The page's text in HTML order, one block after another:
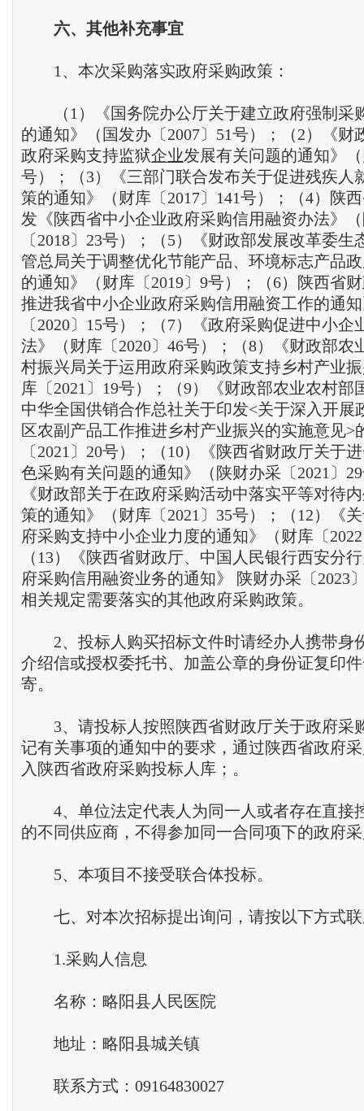
六、 其他补充事宜
1、本次采购落实政府采购政策：
（1）《国务院办公厅关于建立政府强制采
的通知》（国发办〔2007〕51号）；（2）《财
政府采购支持监狱企业发展有关问题的通知》
号）；（3）《三部门联合发布关于促进残疾人
策的通知》（财库〔2017〕141号）；（4）陕
发《陕西省中小企业政府采购信用融资办法》
〔2018〕23号）；（5）《财政部发展改革委生
管总局关于调整优化节能产品、环境标志产品
的通知》（财库〔2019〕9号）；（6）陕西省
推进我省中小企业政府采购信用融资工作的通
〔2020〕15号）；（7）《政府采购促进中小企
法》（财库〔2020〕46号）；（8）《财政部农
村振兴局关于运用政府采购政策支持乡村产业
库〔2021〕19号）；（9）《财政部农业农村部
中华全国供销合作总社关于印发<关于深入开展
区农副产品工作推进乡村产业振兴的实施意见>
〔2021〕20号）；（10）《陕西省财政厅关于
色采购有关问题的通知》（陕财办采〔2021〕
《财政部关于在政府采购活动中落实平等对待
策的通知》（财库〔2021〕35号）；（12）《
府采购支持中小企业力度的通知》（财库〔
（13）《陕西省财政厅、中国人民银行西安分
府采购信用融资业务的通知》 陕财办采〔2023
相关规定需要落实的其他政府采购政策。
2、投标人购买招标文件时请经办人携带身
介绍信或授权委托书、加盖公章的身份证复印
寄。
3、请投标人按照陕西省财政厅关于政府采
记有关事项的通知中的要求，通过陕西省政府
入陕西省政府采购投标人库；。
4、单位法定代表人为同一人或者存在直接
的不同供应商，不得参加同一合同项下的政府
5、本项目不接受联合体投标。
七、对本次招标提出询问，请按以下方式联
1.采购人信息
名称：略阳县人民 医院
地址：略阳县城关镇
联系方式：09164830027